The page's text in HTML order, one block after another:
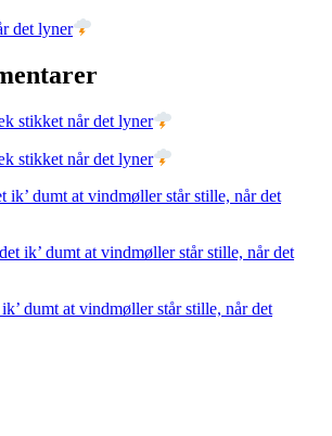
det lyner
stikket når det lyner
stikket når det lyner
ik’ dumt at vindmøller står stille, når det
ik’ dumt at vindmøller står stille, når det
dumt at vindmøller står stille, når det